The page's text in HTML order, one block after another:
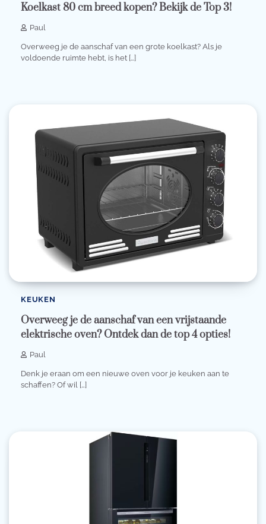
Koelkast 80 cm breed kopen? Bekijk de Top 3!
Paul
Overweeg je de aanschaf van een grote koelkast? Als je
voldoende ruimte hebt, is het […]
KEUKEN
Overweeg je de aanschaf van een vrijstaande
elektrische oven? Ontdek dan de top 4 opties!
Paul
Denk je eraan om een nieuwe oven voor je keuken aan te
schaffen? Of wil […]